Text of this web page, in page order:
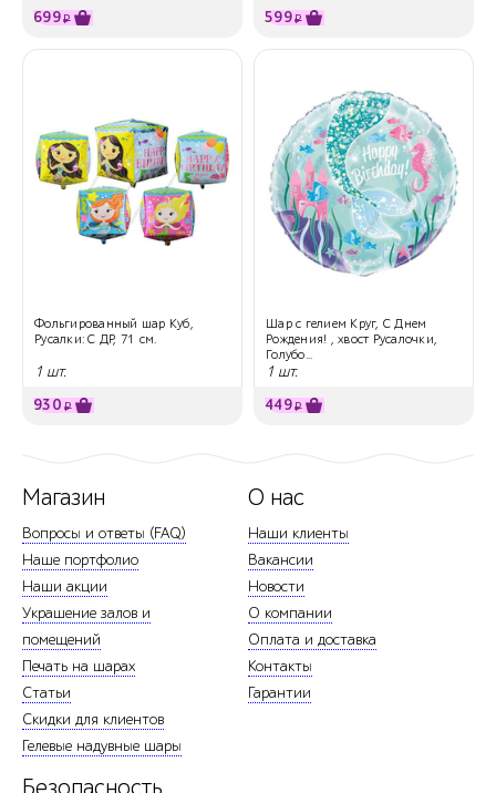
699₽ 599₽
Фольгированный шар Куб,
Русалки: С ДР, 71 см.
1 шт.
930 ₽
Шар с гелием Круг, С Днем
Рождения! , хвост Русалочки,
Голубо...
1 шт.
449₽
Магазин
Вопросы и ответы (FAQ)
Наше портфолио
Наши акции
Украшение залов и
помещений
Печать на шарах
Статьи
Скидки для клиентов
Гелевые надувные шары
О нас
Наши клиенты
Вакансии
Новости
О компании
Оплата и доставка
Контакты
Гарантии
Безопасность